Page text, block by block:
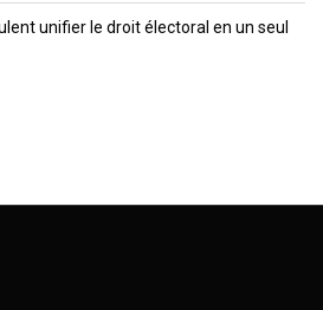
unifier le droit électoral en un seul